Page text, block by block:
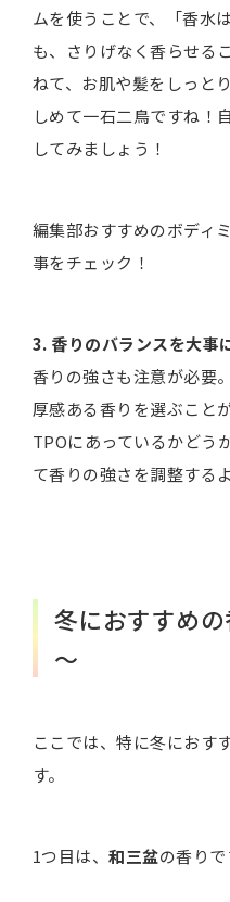
ムを使うことで、「香水
も、さりげなく香らせる
ねて、お肌や髪をしっと
しめて一石二鳥ですね！
してみましょう！
編集部おすすめのボディ
事をチェック！
3. 香りのバランスを大事
香りの強さも注意が必要
厚感ある香りを選ぶこと
TPOにあっているかどう
て香りの強さを調整する
冬におすすめ
～
ここでは、特に冬におす
す。
1つ目は、和三盆の香りで